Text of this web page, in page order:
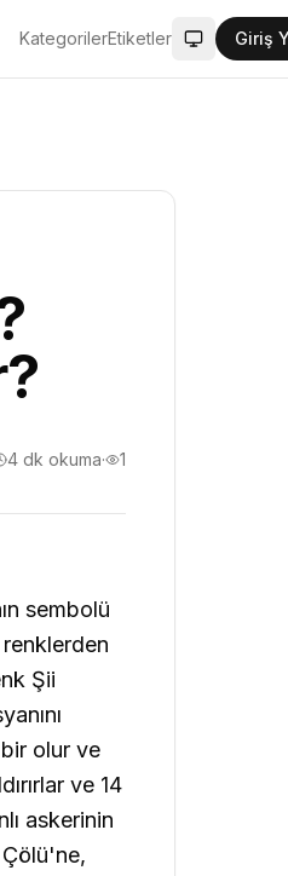
KategorilerEtiketler SistemGiriş
4 dk okuma· 1
sembolü
Şii
olur ve
ve 14
askerinin